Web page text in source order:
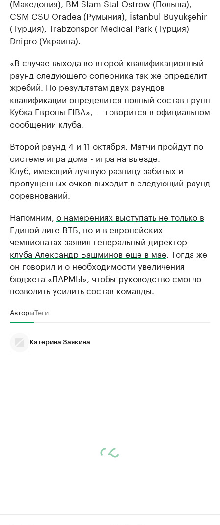
(Македония), BM Slam Stal Ostrow (Польша),
CSM CSU Oradea (Румыния), İstanbul Buyukşehir
(Турция), Trabzonspor Medical Park (Турция)
Dnipro (Украина).
«В случае выхода во второй квалификационный
раунд следующего соперника так же определит
жребий. По результатам двух раундов
квалификации определится полный состав групп
Кубка Европы FIBA», — говорится в официальном
сообщении клуба.
Второй раунд 4 и 11 октября. Матчи пройдут по
системе игра дома - игра на выезде.
Клуб, имеющий лучшую разницу забитых и
пропущенных очков выходит в следующий раунд
соревнований.
Напомним, о намерениях выступать не только в
Единой лиге ВТБ, но и в европейских
чемпионатах заявил генеральный директор
клуба Александр Башминов еще в мае. Тогда же
он говорил и о необходимости увеличения
бюджета «ПАРМЫ», чтобы руководство смогло
позволить усилить состав команды.
АвторыТеги
Катерина Заякина